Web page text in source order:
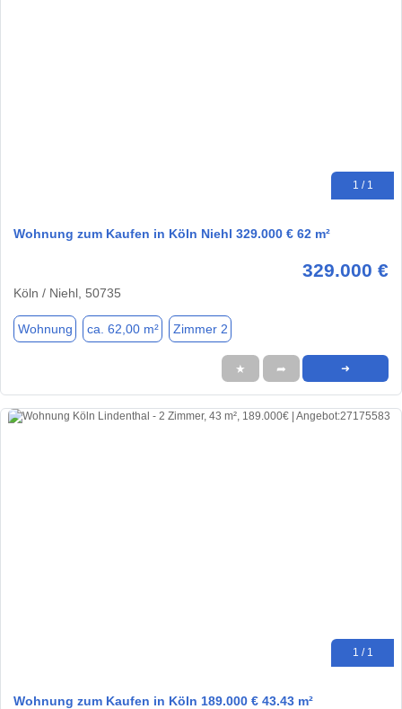
1 / 1
Wohnung zum Kaufen in Köln Niehl 329.000 € 62 m²
329.000 €
Köln / Niehl, 50735
Wohnung ca. 62,00 m² Zimmer 2
★ ➦ ➜
1 / 1
Wohnung zum Kaufen in Köln 189.000 € 43.43 m²